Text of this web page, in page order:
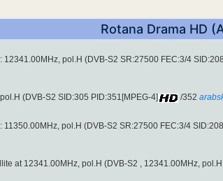
Rotana Drama HD
: 12341.00MHz, pol.H (DVB-S2 SR:27500 FEC:3/4
(DVB-S2 SID:305 PID:351[MPEG-4] /352
: 11350.00MHz, pol.H (DVB-S2 SR:27500 FEC:3/4
at 12341.00MHz, pol.H (DVB-S2 , 12341.00MHz,